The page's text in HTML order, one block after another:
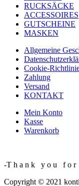
RUCKSÄCKE
ACCESSOIRES
GUTSCHEINE
MASKEN
Allgemeine
Cookie-
Zahlung
Versand
KONTAKT
Mein Konto
Kasse
Warenkorb
-T h a n k y o u f o r
Copyright © 2021